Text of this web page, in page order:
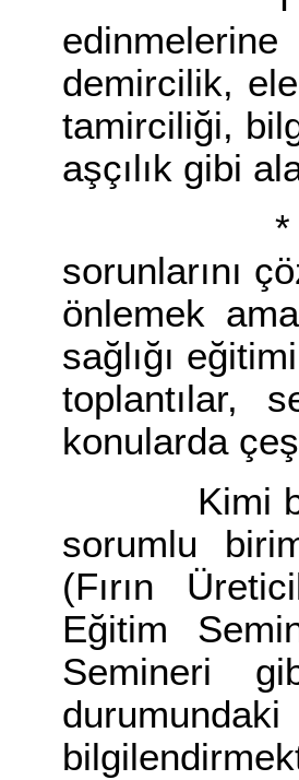
demircilik,
tamirciliği,
aşçılık gibi
* Yerel
sorunlarını
önlemek
sağlığı
toplantılar,
konularda
Kimi
sorumlu
(Fırın
Eğitim
Semineri